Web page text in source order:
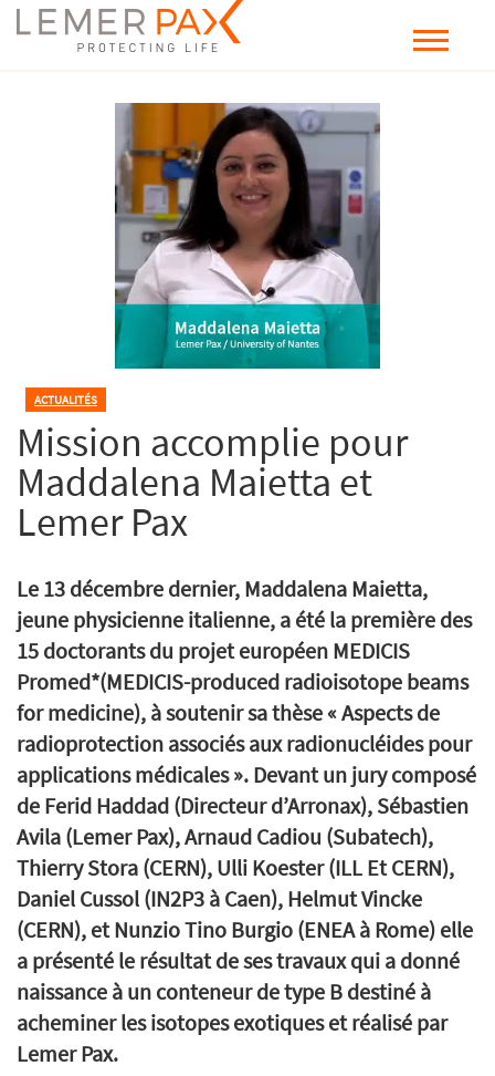
ACTUALITÉS
Mission accomplie pour
Maddalena Maietta et
Lemer Pax
Le 13 décembre dernier, Maddalena Maietta,
jeune physicienne italienne, a été la première des
15 doctorants du projet européen MEDICIS
Promed*(MEDICIS-produced radioisotope beams
for medicine), à soutenir sa thèse «Aspects de
radioprotection associés aux radionucléides pour
applications médicales ». Devant un jury composé
de Ferid Haddad (Directeur d’Arronax), Sébastien
Avila (Lemer Pax), Arnaud Cadiou (Subatech),
Thierry Stora (CERN), Ulli Koester (ILL Et CERN),
Daniel Cussol (IN2P3 à Caen), Helmut Vincke
(CERN), et Nunzio Tino Burgio (ENEA à Rome) elle
a présenté le résultat de ses travaux qui a donné
naissance à un conteneur de type B destiné à
acheminer les isotopes exotiques et réalisé par
Lemer Pax.